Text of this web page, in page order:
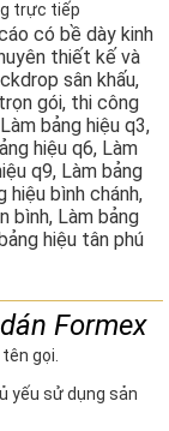
trực tiếp
có bề dày kinh
thiết kế và
sân khấu,
gói, thi công
bảng hiệu q3,
hiệu q6, Làm
q9, Làm bảng
hiệu bình chánh,
bình, Làm bảng
hiệu tân phú
Formex
gọi.
yếu sử dụng sản